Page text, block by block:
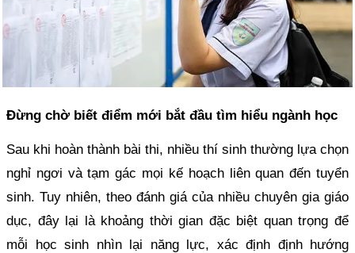
Đừng chờ biết điểm mới bắt đầu tìm hiểu ngành học
Sau khi hoàn thành bài thi, nhiều thí sinh thường lựa chọn
nghỉ ngơi và tạm gác mọi kế hoạch liên quan đến tuyển
sinh. Tuy nhiên, theo đánh giá của nhiều chuyên gia giáo
dục, đây lại là khoảng thời gian đặc biệt quan trọng để
mỗi học sinh nhìn lại năng lực, xác định định hướng